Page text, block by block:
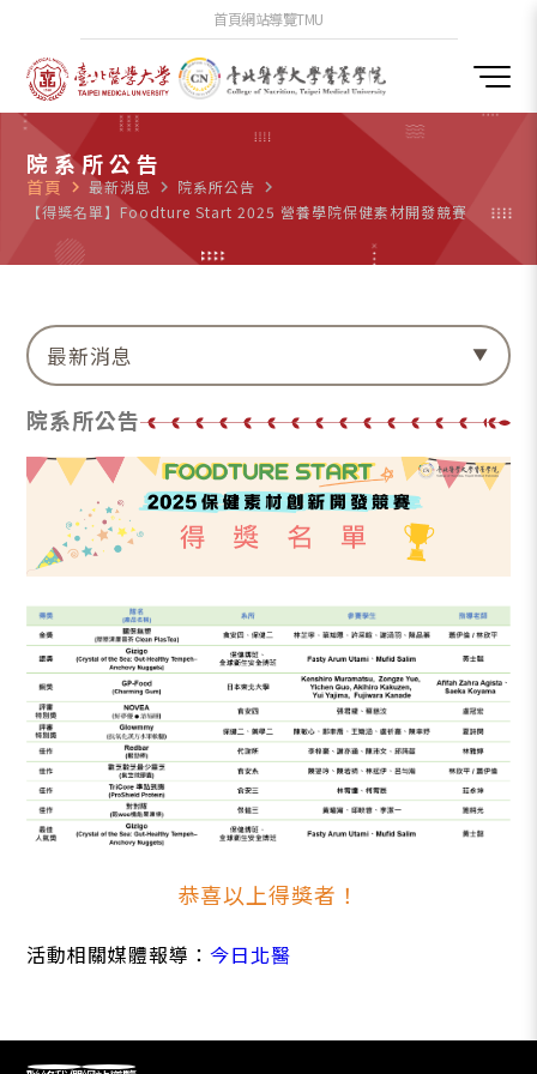
首頁網站導覽TMU
院系所公告
首頁 navigate_next 最新消息 navigate_next 院系所公告 navigate_next
【得獎名單】Foodture Start 2025 營養學院保健素材開發競賽
最新消息
院系所公告
恭喜以上得獎者！
活動相關媒體報導：今日北醫